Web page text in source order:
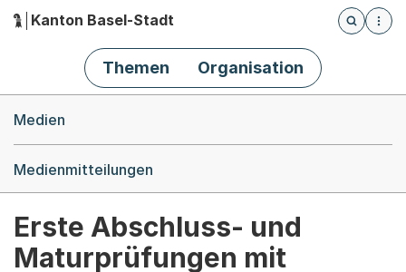
Hauptnavigation
Kanton Basel-Stadt
Öffnet
Themen Organisation
Medien
Medienmitteilungen
Erste Abschluss- und
Maturprüfungen mit